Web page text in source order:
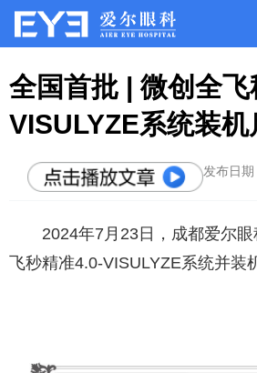
全国首批 | 微创全
VISULYZE系统装机
发布日
2024年7月23日，成都爱尔
飞秒精准4.0-VISULYZE系统并装